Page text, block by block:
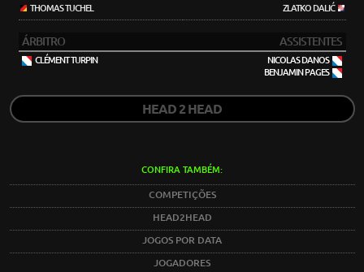
THOMAS TUCHEL ZLATKO DALIĆ
ÁRBITRO ASSISTENTES
CLÉMENT TURPIN
NICOLAS DANOS
BENJAMIN PAGES
HEAD 2 HEAD
CONFIRA TAMBÉM:
COMPETIÇÕES
HEAD2HEAD
JOGOS POR DATA
JOGADORES